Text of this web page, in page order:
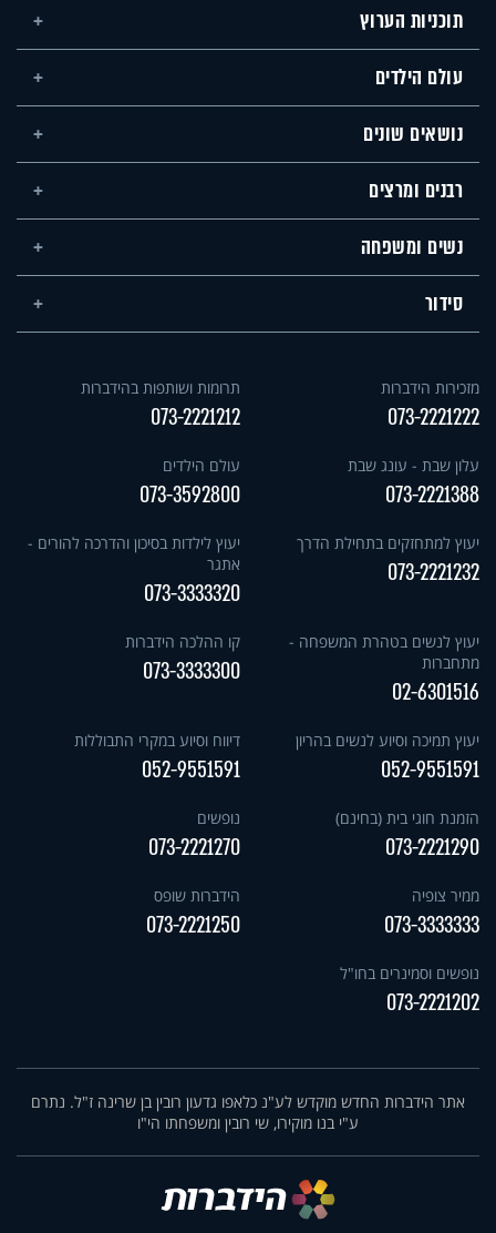
תוכניות הערוץ
עולם הילדים
נושאים שונים
רבנים ומרצים
נשים ומשפחה
סידור
מזכירות הידברות
073-2221222
תרומות ושותפות בהידברות
073-2221212
עלון שבת - עונג שבת
073-2221388
עולם הילדים
073-3592800
יעוץ למתחזקים בתחילת הדרך
073-2221232
יעוץ לילדות בסיכון והדרכה להורים -
אתגר
073-3333320
יעוץ לנשים בטהרת המשפחה -
מתחברות
02-6301516
קו ההלכה הידברות
073-3333300
יעוץ תמיכה וסיוע לנשים בהריון
052-9551591
דיווח וסיוע במקרי התבוללות
052-9551591
הזמנת חוגי בית (בחינם)
073-2221290
נופשים
073-2221270
ממיר צופיה
073-3333333
הידברות שופס
073-2221250
נופשים וסמינרים בחו"ל
073-2221202
אתר הידברות החדש מוקדש לע"נ כלאפו גדעון רובין בן שרינה ז"ל. נתרם
ע"י בנו מוקירו, שי רובין ומשפחתו הי"ו